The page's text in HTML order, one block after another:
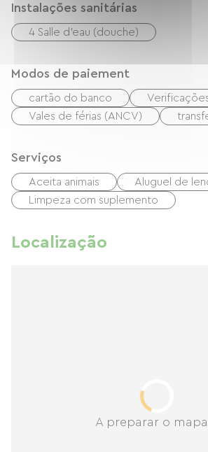
Instalações sanitárias
4 Salle d'eau (douche)
Modos de paiement
cartão do banco
Vales de férias (ANCV)
Serviços
Aceita animais
Aluguel de
Limpeza com suplemento
Localização
A preparar o